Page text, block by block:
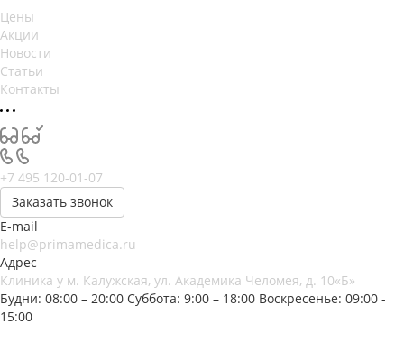
Цены
Акции
Новости
Статьи
Контакты
+7 495 120-01-07
Заказать звонок
E-mail
help@primamedica.ru
Адрес
Клиника у м. Калужская, ул. Академика Челомея, д. 10«Б»
Будни: 08:00 – 20:00 Суббота: 9:00 – 18:00 Воскресенье: 09:00 -
15:00